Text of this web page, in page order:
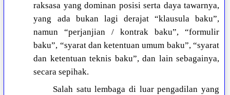
raksasa yang dominan posisi serta daya tawarnya,
yang ada bukan lagi derajat “klausula baku”,
namun “perjanjian / kontrak baku”, “formulir
baku”, “syarat dan ketentuan umum baku”, “syarat
dan ketentuan teknis baku”, dan lain sebagainya,
secara sepihak.
Salah satu lembaga di luar pengadilan yang